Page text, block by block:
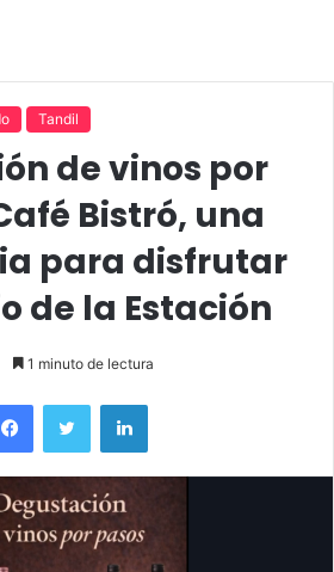
Tandil
de vinos por
Bistró, una
para disfrutar
de la Estación
1 minuto de lectura